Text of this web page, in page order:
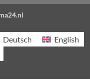
Deutsch
English